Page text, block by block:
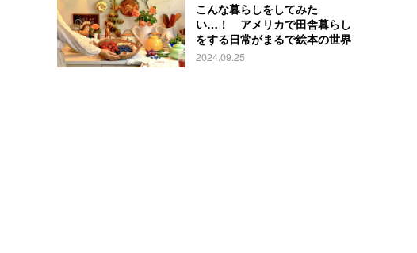
こんな暮らしをしてみた
い…！ アメリカで田舎暮らし
をする日常がまるで絵本の世界
2024.09.25